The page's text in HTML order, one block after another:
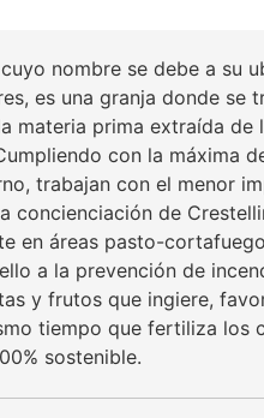
nombre se debe a su
es una granja donde se
materia prima extraída de
con la máxima
trabajan con el menor
concienciación de
en áreas pasto-
a la prevención de
y frutos que ingiere,
tiempo que fertiliza los
sostenible.